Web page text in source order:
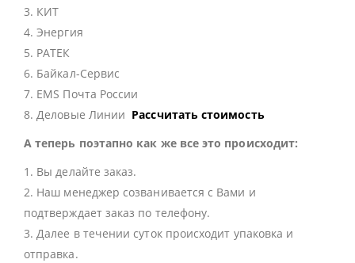
3. КИТ
4. Энергия
5. РАТЕК
6. Байкал-Сервис
7. EMS Почта России
8. Деловые Линии Рассчитать стоимость
А теперь поэтапно как же все это происходит:
1. Вы делайте заказ.
2. Наш менеджер созванивается с Вами и
подтверждает заказ по телефону.
3. Далее в течении суток происходит упаковка и
отправка.